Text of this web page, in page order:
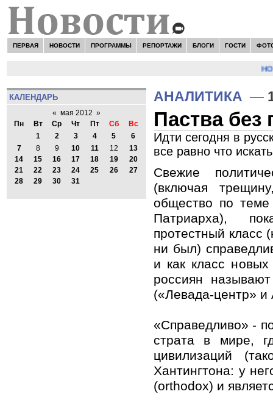
ПЕРВАЯ НОВОСТИ ПРОГРАММЫ РЕПОРТАЖИ БЛОГИ ГОСТИ
КАЛЕНДАРЬ
« мая 2012 »
Пн
Вт Ср Чт Пт Сб
Вс
1
2 3 4 5
6
7
8 9 10 11 12
13
14
15 16 17 18 19
20
21
22 23 24 25 26
27
28
29 30 31
АНАЛИТИКА —
Паства без
Идти сегодня в
все равно что
Свежие
(включая
общество по
Патриарха),
протестный класс
ни был)
и как класс
россиян
(«Левада-центр»
«Справедливо» -
страта в мире,
цивилизаций
Хантингтона: у
(orthodox) и